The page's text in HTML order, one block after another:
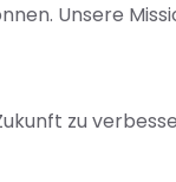
Unsere
zu